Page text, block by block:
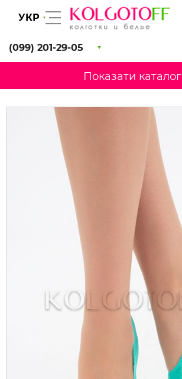
УКР
(099) 201-29-05
Показати каталог